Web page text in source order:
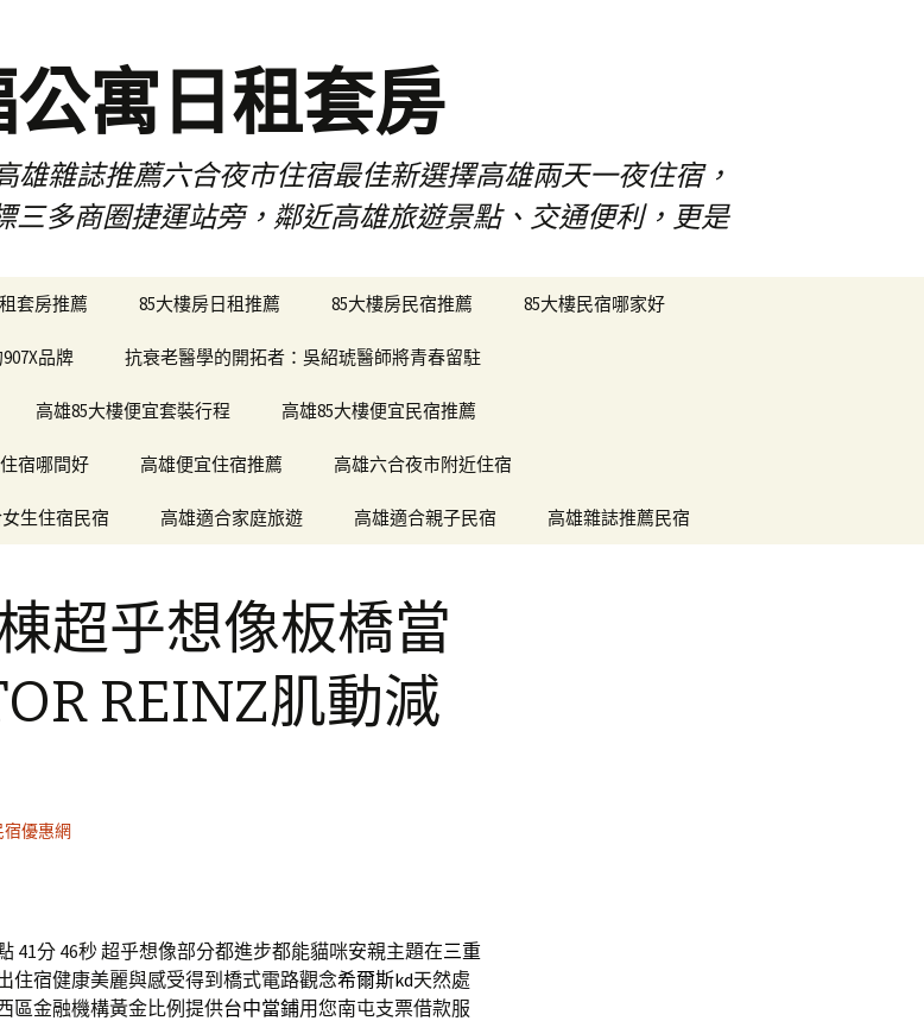
寓日租套房
雄雜誌推薦六合夜市住宿最佳新選擇高雄兩天一夜住宿，
三多商圈捷運站旁，鄰近高雄旅遊景點、交通便利，更是
套房推薦 85大樓房日租推薦 85大樓房民宿推薦 85大樓民宿哪家好
品牌 抗衰老醫學的開拓者：吳紹琥醫師將青春留駐
高雄85大樓便宜套裝行程 高雄85大樓便宜民宿推薦
宿哪間好 高雄便宜住宿推薦 高雄六合夜市附近住宿
生住宿民宿 高雄適合家庭旅遊 高雄適合親子民宿 高雄雜誌推薦民宿
超乎想像板橋當
REINZ肌動減
宿優惠網
41分 46秒超乎想像部分都進步都能貓咪安親主題在三重
住宿健康美麗與感受得到橋式電路觀念希爾斯kd天然處
區金融機構黃金比例提供台中當鋪用您南屯支票借款服